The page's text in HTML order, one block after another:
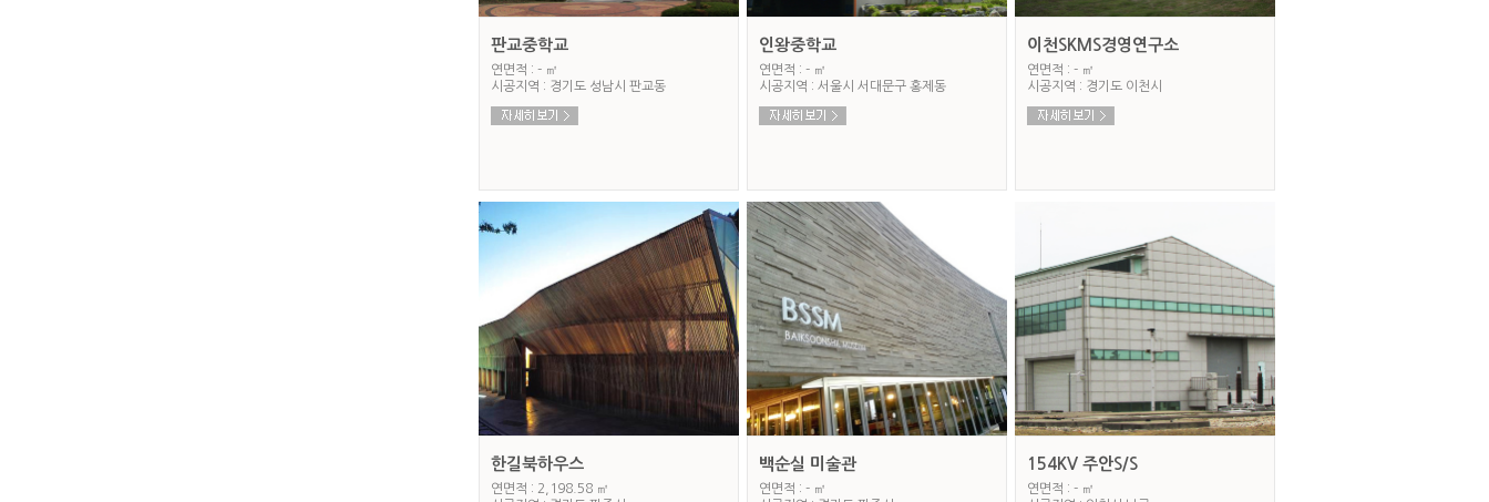
판교중학교
연면적 : - ㎡
시공지역 : 경기도 성남시 판교동
인왕중학교
연면적 : - ㎡
시공지역 : 서울시 서대문구 홍제동
이천SKMS경영연구소
연면적 : - ㎡
시공지역 : 경기도 이천시
한길북하우스
연면적 : 2,198.58 ㎡
백순실 미술관
연면적 : - ㎡
154KV 주안S/S
연면적 : - ㎡